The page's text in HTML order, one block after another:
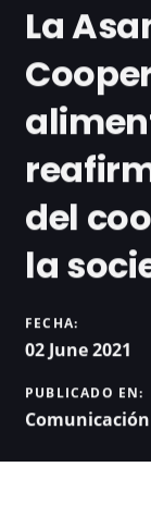
La
del
la
FECHA:
02 June 2021
PUBLICADO EN:
Comunicación